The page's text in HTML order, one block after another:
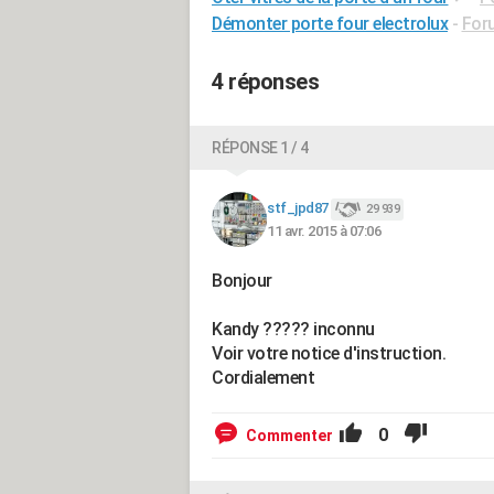
Démonter porte four electrolux -
4 réponses
RÉPONSE 1 / 4
stf_jpd87 29 939
11 avr. 2015 à 07:06
Bonjour
Kandy ????? inconnu
Voir votre notice d'instruction.
Cordialement
Commenter 0